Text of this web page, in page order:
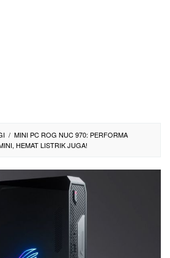
/ MINI PC ROG NUC 970: PERFORMA
HEMAT LISTRIK JUGA!